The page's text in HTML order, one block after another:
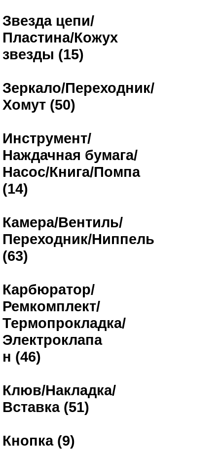
Звезда цепи/
Пластина/Кожух
звезды (15)
Зеркало/Переходник/
Хомут (50)
Инструмент/
Наждачная бумага/
Насос/Книга/Помпа
(14)
Камера/Вентиль/
Переходник/Ниппель
(63)
Карбюратор/
Ремкомплект/
Термопрокладка/
Электроклапа
н (46)
Клюв/Накладка/
Вставка (51)
Кнопка (9)